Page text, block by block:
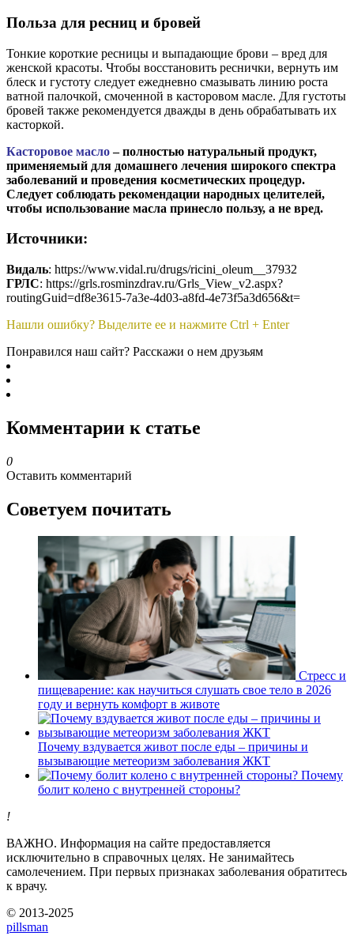
Польза для ресниц и бровей
Тонкие короткие ресницы и выпадающие брови – вред для
женской красоты. Чтобы восстановить реснички, вернуть им
блеск и густоту следует ежедневно смазывать линию роста
ватной палочкой, смоченной в касторовом масле. Для густоты
бровей также рекомендуется дважды в день обрабатывать их
касторкой.
Касторовое масло– полностью натуральный продукт,
применяемый для домашнего лечения широкого спектра
заболеваний и проведения косметических процедур.
Следует соблюдать рекомендации народных целителей,
чтобы использование масла принесло пользу, а не вред.
Источники:
Видаль: https://www.vidal.ru/drugs/ricini_oleum__37932
ГРЛС: https://grls.rosminzdrav.ru/Grls_View_v2.aspx?
routingGuid=df8e3615-7a3e-4d03-a8fd-4e73f5a3d656&t=
Нашли ошибку? Выделите ее и нажмите Ctrl + Enter
Понравился наш сайт? Расскажи о нем друзьям
Комментарии к статье
0
Оставить комментарий
Советуем почитать
Стресс и
пищеварение: как научиться слушать свое тело в 2026
году и вернуть комфорт в животе
Почему вздувается живот после еды – причины и
вызывающие метеоризм заболевания ЖКТ
Почему
болит колено с внутренней стороны?
!
ВАЖНО. Информация на сайте предоставляется
исключительно в справочных целях. Не занимайтесь
самолечением. При первых признаках заболевания обратитесь
к врачу.
© 2013-2025
pillsman